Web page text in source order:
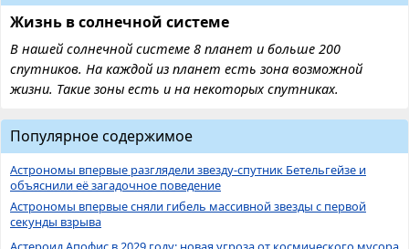
Жизнь в солнечной системе
В нашей солнечной системе 8 планет и больше 200
спутников. На каждой из планет есть зона возможной
жизни. Такие зоны есть и на некоторых спутниках.
Популярное содержимое
Астрономы впервые разглядели звезду-спутник Бетельгейзе и
объяснили её загадочное поведение
Астрономы впервые сняли гибель массивной звезды с первой
секунды взрыва